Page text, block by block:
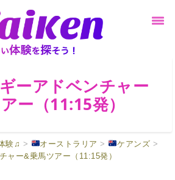
ーアドベンチャー
ー（11:15発）
験♫ > オーストラリア > ケアンズ >
ャー&乗馬ツアー（11:15発）